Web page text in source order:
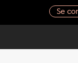
Se